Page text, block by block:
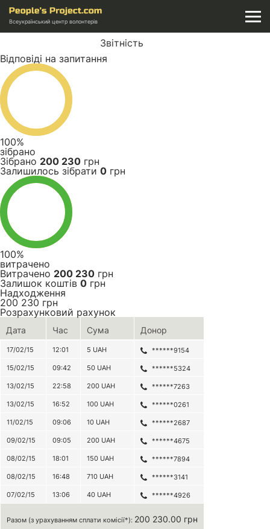
Всеукраїнський центр волонтерів
Звітність
Відповіді на запитання
100%
зібрано
Зібрано 200 230 грн
Залишилось зібрати 0 грн
100%
витрачено
Витрачено 200 230 грн
Залишок коштів 0 грн
Надходження
200 230 грн
Розрахунковий рахунок
Дата Час Сума Донор
17/02/15 12:01 5 UAH ******9154
15/02/15 09:42 50 UAH ******5324
13/02/15 22:58 200 UAH ******7263
13/02/15 16:52 100 UAH ******0261
11/02/15 09:06 10 UAH ******2687
09/02/15 09:05 200 UAH ******4675
08/02/15 18:01 150 UAH ******7894
08/02/15 16:48 710 UAH ******3141
07/02/15 13:06 40 UAH ******4926
Разом (з урахуванням сплати комісії*): 200 230.00 грн